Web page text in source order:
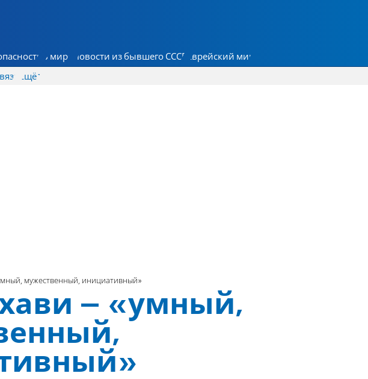
В мире Новости из бывшего СССР Еврейский мир
Ещё
мужественный, инициативный»
– «умный,